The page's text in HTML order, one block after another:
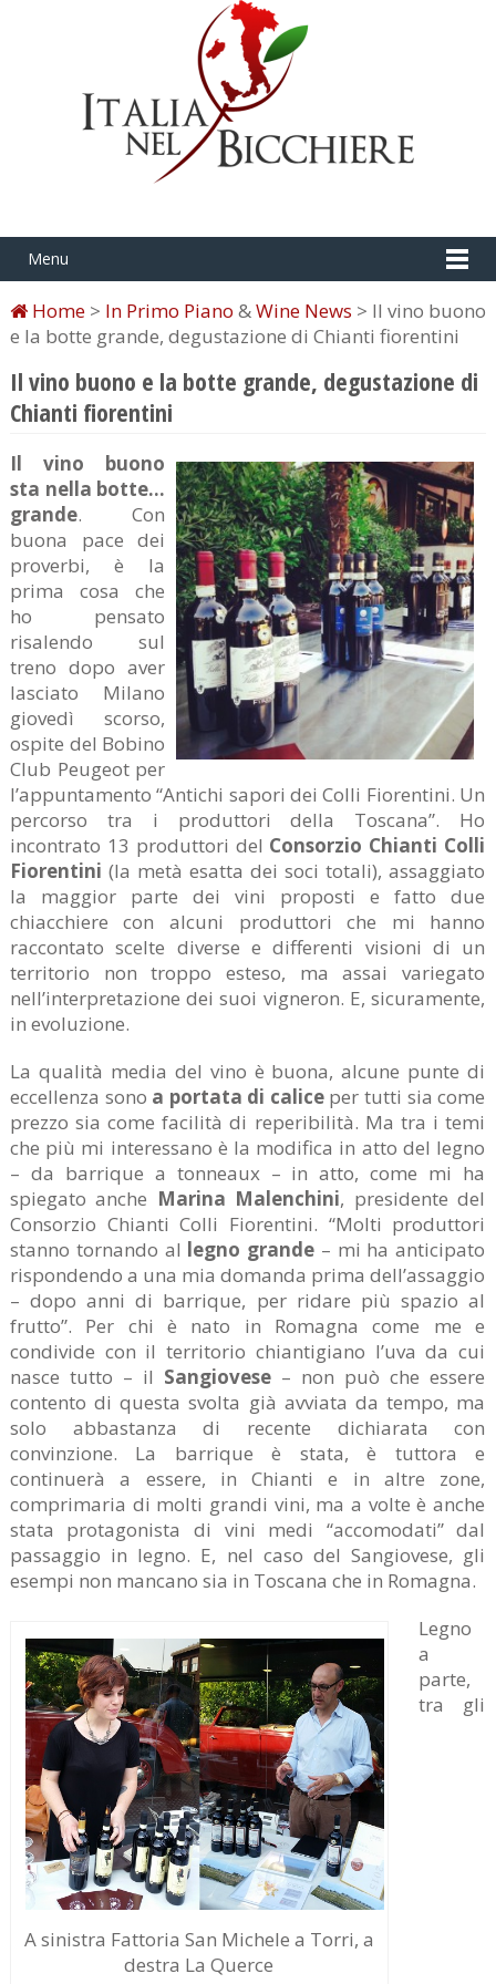
Menu
Home> In Primo Piano &Wine News > Il vino buono
e la botte grande, degustazione di Chianti fiorentini
Il vino buono e la botte grande, degustazione di
Chianti fiorentini
Il vino buono
sta nella botte…
grande. Con
buona pace dei
proverbi, è la
prima cosa che
ho pensato
risalendo sul
treno dopo aver
lasciato Milano
giovedì scorso,
ospite del Bobino
Club Peugeot per
l’appuntamento “Antichi sapori dei Colli Fiorentini. Un
percorso tra i produttori della Toscana”. Ho
incontrato 13 produttori del Consorzio Chianti Colli
Fiorentini (la metà esatta dei soci totali), assaggiato
la maggior parte dei vini proposti e fatto due
chiacchiere con alcuni produttori che mi hanno
raccontato scelte diverse e differenti visioni di un
territorio non troppo esteso, ma assai variegato
nell’interpretazione dei suoi vigneron. E, sicuramente,
in evoluzione.
La qualità media del vino è buona, alcune punte di
eccellenza sono a portata di caliceper tutti sia come
prezzo sia come facilità di reperibilità. Ma tra i temi
che più mi interessano è la modifica in atto del legno
– da barrique a tonneaux – in atto, come mi ha
spiegato anche Marina Malenchini, presidente del
Consorzio Chianti Colli Fiorentini. “Molti produttori
stanno tornando al legno grande – mi ha anticipato
rispondendo a una mia domanda prima dell’assaggio
– dopo anni di barrique, per ridare più spazio al
frutto”. Per chi è nato in Romagna come me e
condivide con il territorio chiantigiano l’uva da cui
nasce tutto – il Sangiovese – non può che essere
contento di questa svolta già avviata da tempo, ma
solo abbastanza di recente dichiarata con
convinzione. La barrique è stata, è tuttora e
continuerà a essere, in Chianti e in altre zone,
comprimaria di molti grandi vini, ma a volte è anche
stata protagonista di vini medi “accomodati” dal
passaggio in legno. E, nel caso del Sangiovese, gli
esempi non mancano sia in Toscana che in Romagna.
A sinistra Fattoria San Michele a Torri, a
destra La Querce
Legno
a
parte,
tra gli